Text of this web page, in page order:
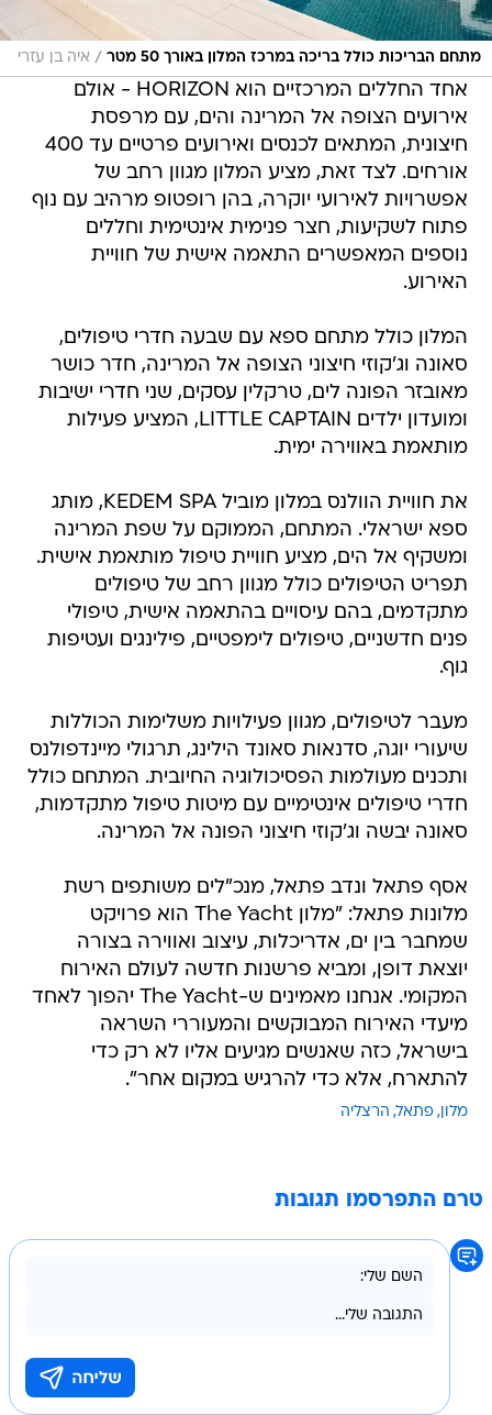
מתחם הבריכות כולל בריכה במרכז המלון באורך 50 מטר / איה בן עזרי
אחד החללים המרכזיים הוא HORIZON - אולם
אירועים הצופה אל המרינה והים, עם מרפסת
חיצונית, המתאים לכנסים ואירועים פרטיים עד 400
אורחים. לצד זאת, מציע המלון מגוון רחב של
אפשרויות לאירועי יוקרה, בהן רופטופ מרהיב עם נוף
פתוח לשקיעות, חצר פנימית אינטימית וחללים
נוספים המאפשרים התאמה אישית של חוויית
האירוע.
המלון כולל מתחם ספא עם שבעה חדרי טיפולים,
סאונה וג'קוזי חיצוני הצופה אל המרינה, חדר כושר
מאובזר הפונה לים, טרקלין עסקים, שני חדרי ישיבות
ומועדון ילדים LITTLE CAPTAIN, המציע פעילות
מותאמת באווירה ימית.
את חוויית הוולנס במלון מוביל KEDEM SPA, מותג
ספא ישראלי. המתחם, הממוקם על שפת המרינה
ומשקיף אל הים, מציע חוויית טיפול מותאמת אישית.
תפריט הטיפולים כולל מגוון רחב של טיפולים
מתקדמים, בהם עיסויים בהתאמה אישית, טיפולי
פנים חדשניים, טיפולים לימפטיים, פילינגים ועטיפות
גוף.
מעבר לטיפולים, מגוון פעילויות משלימות הכוללות
שיעורי יוגה, סדנאות סאונד הילינג, תרגולי מיינדפולנס
ותכנים מעולמות הפסיכולוגיה החיובית. המתחם כולל
חדרי טיפולים אינטימיים עם מיטות טיפול מתקדמות,
סאונה יבשה וג'קוזי חיצוני הפונה אל המרינה.
אסף פתאל ונדב פתאל, מנכ"לים משותפים רשת
מלונות פתאל: "מלון The Yacht הוא פרויקט
שמחבר בין ים, אדריכלות, עיצוב ואווירה בצורה
יוצאת דופן, ומביא פרשנות חדשה לעולם האירוח
המקומי. אנחנו מאמינים ש-The Yacht יהפוך לאחד
מיעדי האירוח המבוקשים והמעוררי השראה
בישראל, כזה שאנשים מגיעים אליו לא רק כדי
להתארח, אלא כדי להרגיש במקום אחר".
מלון פתאל הרצליה
טרם התפרסמו תגובות